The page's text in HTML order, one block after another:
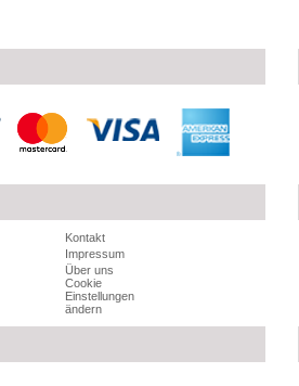
Kontakt
Impressum
Über uns
Cookie
Einstellungen
ändern